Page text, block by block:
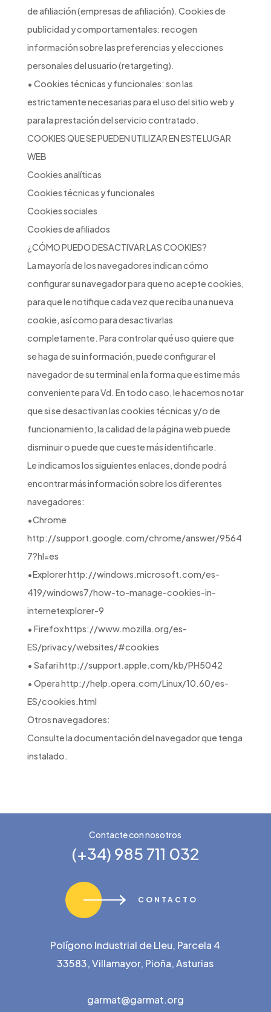
de afiliación (empresas de afiliación). Cookies de
publicidad y comportamentales: recogen
información sobre las preferencias y elecciones
personales del usuario (retargeting).
• Cookies técnicas y funcionales: son las
estrictamente necesarias para el uso del sitio web y
para la prestación del servicio contratado.
COOKIES QUE SE PUEDEN UTILIZAR EN ESTE LUGAR
WEB
Cookies analíticas
Cookies técnicas y funcionales
Cookies sociales
Cookies de afiliados
¿CÓMO PUEDO DESACTIVAR LAS COOKIES?
La mayoría de los navegadores indican cómo
configurar su navegador para que no acepte cookies,
para que le notifique cada vez que reciba una nueva
cookie, así como para desactivarlas
completamente. Para controlar qué uso quiere que
se haga de su información, puede configurar el
navegador de su terminal en la forma que estime más
conveniente para Vd. En todo caso, le hacemos notar
que si se desactivan las cookies técnicas y/o de
funcionamiento, la calidad de la página web puede
disminuir o puede que cueste más identificarle.
Le indicamos los siguientes enlaces, donde podrá
encontrar más información sobre los diferentes
navegadores:
•Chrome
http://support.google.com/chrome/answer/9564
7?hl=es
•Explorer http://windows.microsoft.com/es-
419/windows7/how-to-manage-cookies-in-
internetexplorer-9
• Firefox https://www.mozilla.org/es-
ES/privacy/websites/#cookies
• Safari http://support.apple.com/kb/PH5042
• Opera http://help.opera.com/Linux/10.60/es-
ES/cookies.html
Otros navegadores:
Consulte la documentación del navegador que tenga
instalado.
Contacte con nosotros
(+34) 985 711 032
CONTACTO
Polígono Industrial de Lleu, Parcela 4
33583, Villamayor, Pioña, Asturias
garmat@garmat.org